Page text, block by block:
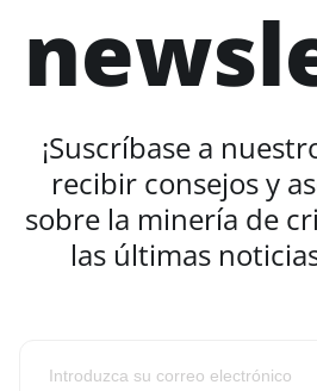
¡Suscríbase a
recibir consejos y
sobre la minería de
las últimas